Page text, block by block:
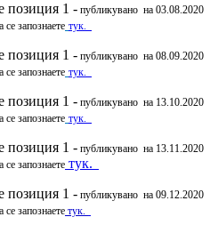
позиция 1 - публикувано на 03.08.2020
запознаете тук.
позиция 1 - публикувано на 08.09.2020
запознаете тук.
позиция 1 - публикувано на 13.10.2020
запознаете тук.
позиция 1 - публикувано на 13.11.2020
запознаете тук.
позиция 1 - публикувано на 09.12.2020
запознаете тук.